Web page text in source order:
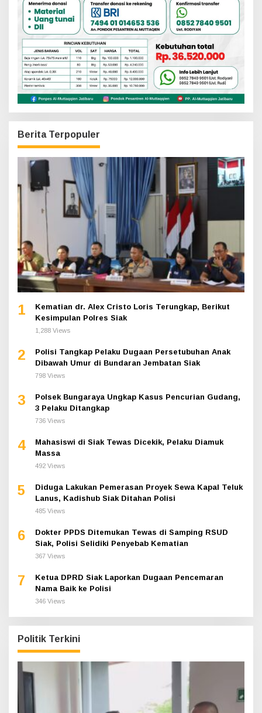
Berita Terpopuler
1
Kematian dr. Alex Cristo Loris Terungkap, Berikut
Kesimpulan Polres Siak
1,288 Views
2
Polisi Tangkap Pelaku Dugaan Persetubuhan Anak
Dibawah Umur di Bundaran Jembatan Siak
798 Views
3
Polsek Bungaraya Ungkap Kasus Pencurian Gudang,
3 Pelaku Ditangkap
736 Views
4
Mahasiswi di Siak Tewas Dicekik, Pelaku Diamuk
Massa
492 Views
5
Diduga Lakukan Pemerasan Proyek Sewa Kapal Teluk
Lanus, Kadishub Siak Ditahan Polisi
485 Views
6
Dokter PPDS Ditemukan Tewas di Samping RSUD
Siak, Polisi Selidiki Penyebab Kematian
367 Views
7
Ketua DPRD Siak Laporkan Dugaan Pencemaran
Nama Baik ke Polisi
346 Views
Politik Terkini